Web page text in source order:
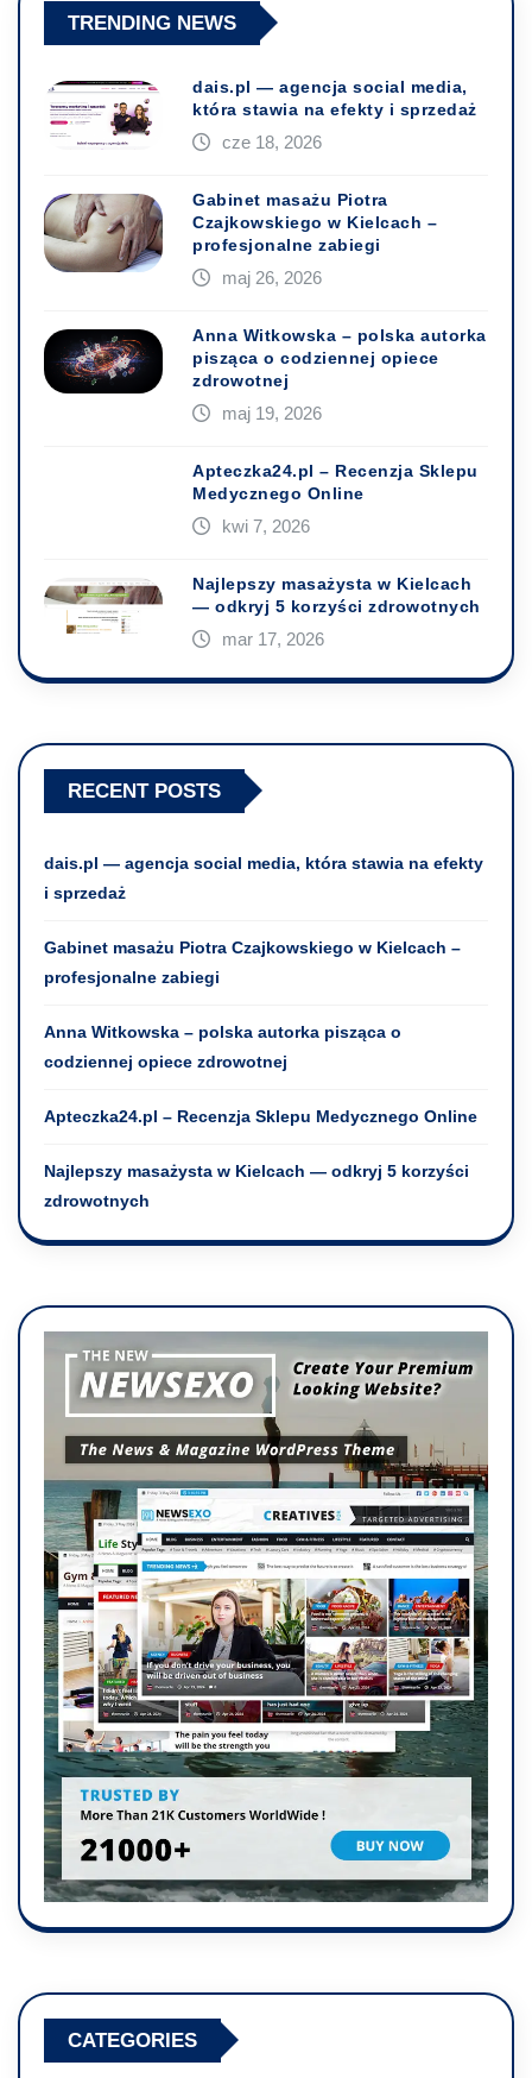
TRENDING NEWS
dais.pl — agencja social media,
która stawia na efekty i sprzedaż
cze 18, 2026
Gabinet masażu Piotra
Czajkowskiego w Kielcach –
profesjonalne zabiegi
maj 26, 2026
Anna Witkowska – polska autorka
pisząca o codziennej opiece
zdrowotnej
maj 19, 2026
Apteczka24.pl – Recenzja Sklepu
Medycznego Online
kwi 7, 2026
Najlepszy masażysta w Kielcach
— odkryj 5 korzyści zdrowotnych
mar 17, 2026
RECENT POSTS
dais.pl — agencja social media, która stawia na efekty
i sprzedaż
Gabinet masażu Piotra Czajkowskiego w Kielcach –
profesjonalne zabiegi
Anna Witkowska – polska autorka pisząca o
codziennej opiece zdrowotnej
Apteczka24.pl – Recenzja Sklepu Medycznego Online
Najlepszy masażysta w Kielcach — odkryj 5 korzyści
zdrowotnych
CATEGORIES